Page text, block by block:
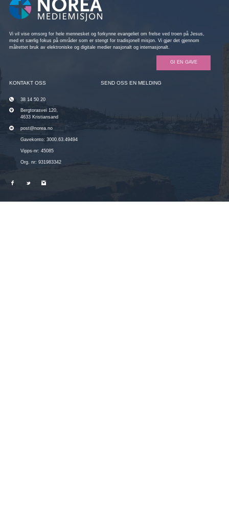
Vi vil vise omsorg for hele mennesket og forkynne evangeliet om frelse ved troen på Jesus,
med et særlig fokus på områder som er stengt for tradisjonell misjon. Vi gjør det gjennom
målrettet bruk av elektroniske og digitale medier nasjonalt og internasjonalt.
GI EN GAVE
KONTAKT OSS
38 14 50 20
Bergtorasvei 120,
4633 Kristiansand
post@norea.no
Gavekonto: 3000.63.49494
Vipps-nr: 45085
Org. nr: 931983342
SEND OSS EN MELDING